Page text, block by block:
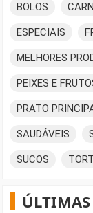
BOLOS
ESPECIAIS
MELHORES
PEIXES E
PRATO
SAUDÁVEIS
SUCOS
ÚLTIMAS